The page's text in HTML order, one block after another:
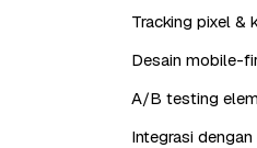
Tracking pixel &
Desain mobile-
A/B testing
Integrasi